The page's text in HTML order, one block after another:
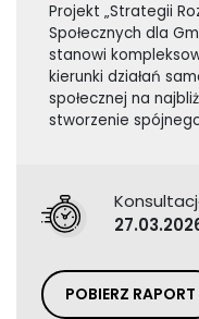
Projekt „Strategii
Społecznych dla
stanowi
kierunki działań
społecznej na
stworzenie
POBIERZ RAPORT